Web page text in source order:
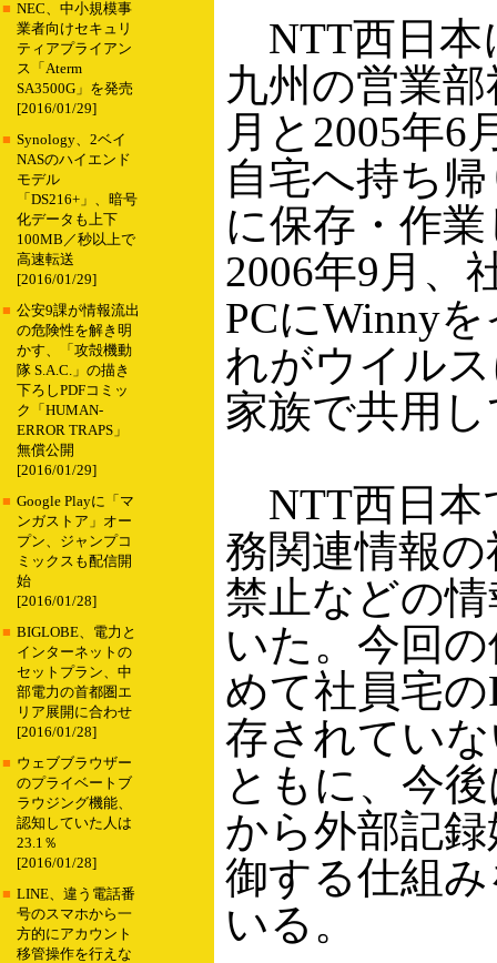
■ NEC、中小規模事
業者向けセキュリ
ティアプライアン
ス「Aterm
SA3500G」を発売
[2016/01/29]
■ Synology、2ベイ
NASのハイエンド
モデル
「DS216+」、暗号
化データも上下
100MB／秒以上で
高速転送
[2016/01/29]
■ 公安9課が情報流出
の危険性を解き明
かす、「攻殻機動
隊 S.A.C.」の描き
下ろしPDFコミッ
ク「HUMAN-
ERROR TRAPS」
無償公開
[2016/01/29]
■ Google Playに「マ
ンガストア」オー
プン、ジャンプコ
ミックスも配信開
始
[2016/01/28]
■ BIGLOBE、電力と
インターネットの
セットプラン、中
部電力の首都圏エ
リア展開に合わせ
[2016/01/28]
■ ウェブブラウザー
のプライベートブ
ラウジング機能、
認知していた人は
23.1％
[2016/01/28]
■ LINE、違う電話番
号のスマホから一
方的にアカウント
移管操作を行えな
NTT西日本
九州の営業
月と2005年6
自宅へ持ち
に保存・作
2006年9月、
PCにWinny
れがウイル
家族で共用
NTT西日本
務関連情報
禁止などの
いた。今回
めて社員宅
存されてい
ともに、今
から外部記
御する仕組
いる。